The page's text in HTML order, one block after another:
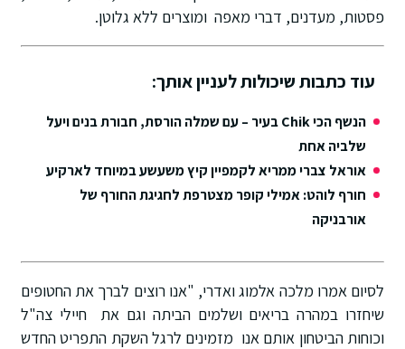
פסטות, מעדנים, דברי מאפה ומוצרים ללא גלוטן.
עוד כתבות שיכולות לעניין אותך:
הנשף הכי Chik בעיר – עם שמלה הורסת, חבורת בנים ויעל
שלביה אחת
אוראל צברי ממריא לקמפיין קיץ משעשע במיוחד לארקיע
חורף לוהט: אמילי קופר מצטרפת לחגיגת החורף של
אורבניקה
לסיום אמרו מלכה אלמוג ואדרי, "אנו רוצים לברך את החטופים
שיחזרו במהרה בריאים ושלמים הביתה וגם את חיילי צה"ל
וכוחות הביטחון אותם אנו מזמינים לרגל השקת התפריט החדש